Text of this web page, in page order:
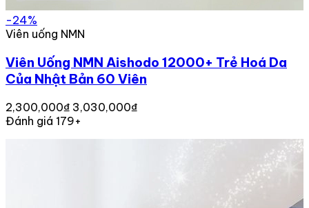
-24%
Viên uống NMN
Viên Uống NMN Aishodo 12000+ Trẻ Hoá Da
Của Nhật Bản 60 Viên
2,300,000₫ 3,030,000₫
Đánh giá 179+